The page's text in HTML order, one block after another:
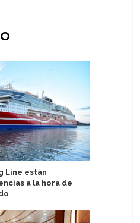
Line están
a la hora de